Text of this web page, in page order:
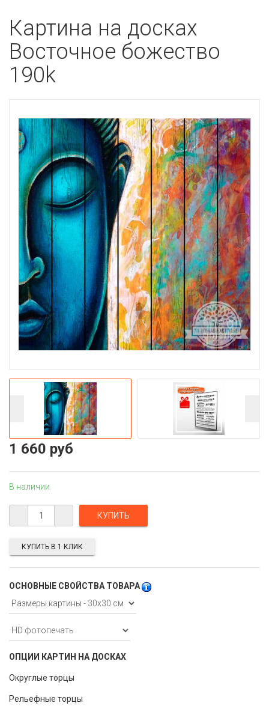
Картина на досках
Восточное божество
190k
1 660 руб
В наличии
ОСНОВНЫЕ СВОЙСТВА ТОВАРА
ОПЦИИ КАРТИН НА ДОСКАХ
Округлые торцы
Рельефные торцы
КУПИТЬ В 1 КЛИК